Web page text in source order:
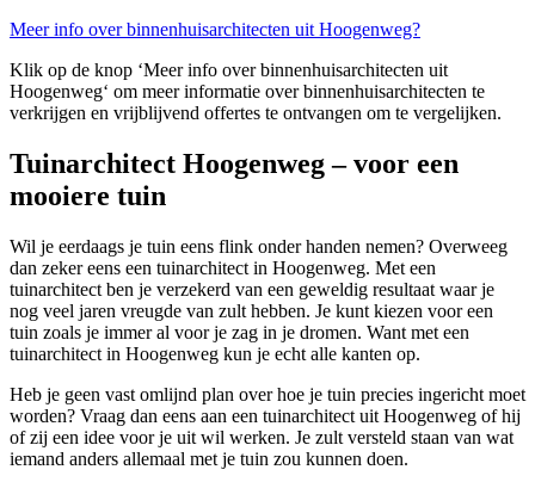
Meer info over binnenhuisarchitecten uit Hoogenweg?
Klik op de knop ‘Meer info over binnenhuisarchitecten uit
Hoogenweg‘ om meer informatie over binnenhuisarchitecten te
verkrijgen en vrijblijvend offertes te ontvangen om te vergelijken.
Tuinarchitect Hoogenweg – voor een
mooiere tuin
Wil je eerdaags je tuin eens flink onder handen nemen? Overweeg
dan zeker eens een tuinarchitect in Hoogenweg. Met een
tuinarchitect ben je verzekerd van een geweldig resultaat waar je
nog veel jaren vreugde van zult hebben. Je kunt kiezen voor een
tuin zoals je immer al voor je zag in je dromen. Want met een
tuinarchitect in Hoogenweg kun je echt alle kanten op.
Heb je geen vast omlijnd plan over hoe je tuin precies ingericht moet
worden? Vraag dan eens aan een tuinarchitect uit Hoogenweg of hij
of zij een idee voor je uit wil werken. Je zult versteld staan van wat
iemand anders allemaal met je tuin zou kunnen doen.